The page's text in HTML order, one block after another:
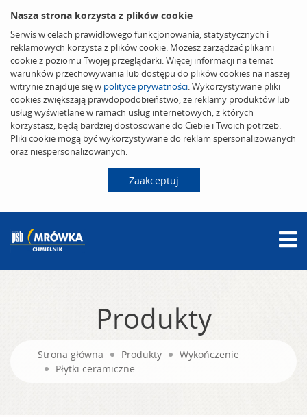
Nasza strona korzysta z plików cookie
Serwis w celach prawidłowego funkcjonowania, statystycznych i
reklamowych korzysta z plików cookie. Możesz zarządzać plikami
cookie z poziomu Twojej przeglądarki. Więcej informacji na temat
warunków przechowywania lub dostępu do plików cookies na naszej
witrynie znajduje się w polityce prywatności. Wykorzystywane pliki
cookies zwiększają prawdopodobieństwo, że reklamy produktów lub
usług wyświetlane w ramach usług internetowych, z których
korzystasz, będą bardziej dostosowane do Ciebie i Twoich potrzeb.
Pliki cookie mogą być wykorzystywane do reklam spersonalizowanych
oraz niespersonalizowanych.
Zaakceptuj
Produkty
Strona główna Produkty
Wykończenie
Płytki ceramiczne